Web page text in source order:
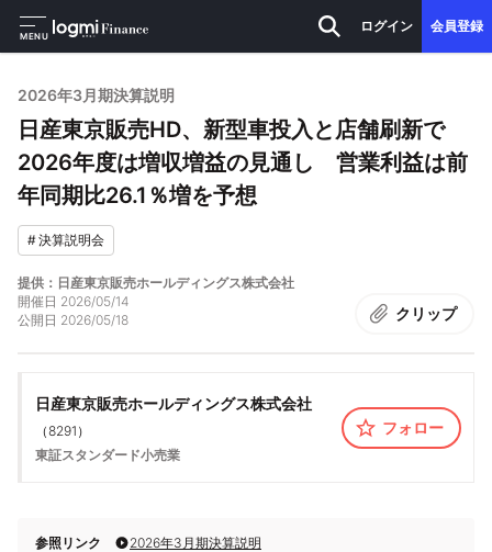
MENU
ログイン 会員登録
2026年3月期決算説明
日産東京販売HD、新型車投入と店舗刷新で
2026年度は増収増益の見通し 営業利益は前
年同期比26.1％増を予想
#決算説明会
提供：日産東京販売ホールディングス株式会社
開催日 2026/05/14
公開日 2026/05/18 クリップ
日産東京販売ホールディングス株式会社
（8291 ）
東証スタンダード小売業
フォロー
参照リンク 2026年3月期決算説明